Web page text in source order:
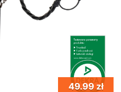
49.99 zł